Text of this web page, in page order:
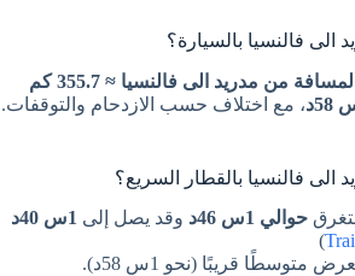
فالنسيا بالسيارة؟
المسافة من مدريد الى فالنسيا ≈ 355.7 كم
، مع اختلاف حسب الازدحام والتوقفات.
فالنسيا بالقطار السريع؟
حوالي 1س 46د وقد يصل إلى 1س 40د
)
وبعض الصفحات تعرض متوسطًا قريبًا (نحو 1س 58د).